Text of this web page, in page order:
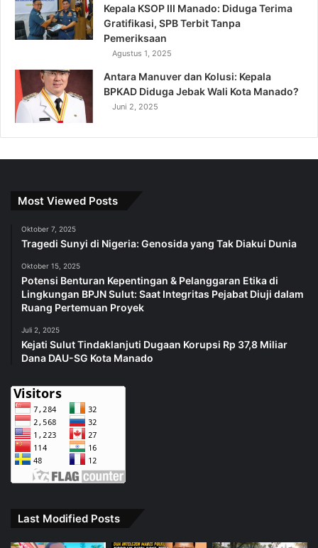
Kepala KSOP III Manado: Diduga Terima
Gratifikasi, SPB Terbit Tanpa
Pemeriksaan
Agustus 1, 2025
Antara Manuver dan Kolusi: Kepala
BPKAD Diduga Jebak Wali Kota Manado?
Juni 2, 2025
Most Viewed Posts
Oktober 7, 2025
Tragedi Sunyi di Nigeria: Genosida yang Tak Diakui Dunia
Oktober 15, 2025
Potensi Benturan Kepentingan & Pelanggaran Etika di
Lingkungan BPJN Sulut: Saat Integritas Pejabat Diuji dalam
Ruang Pertemuan Proyek
Juli 2, 2025
Kejati Sulut Tindaklanjuti Dugaan Korupsi Rp 37,8 Miliar
Dana DAU-SG Kota Manado
Last Modified Posts